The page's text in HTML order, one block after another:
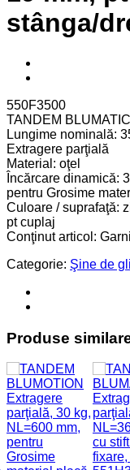
stânga/
550F3500
TANDEM
Lungime nominală:
Extragere parţială
Material: oţel
Încărcare dinamică:
pentru Grosime
Culoare / suprafaţă:
pt cuplaj
Conţinut articol:
Categorie: Şine de
Produse